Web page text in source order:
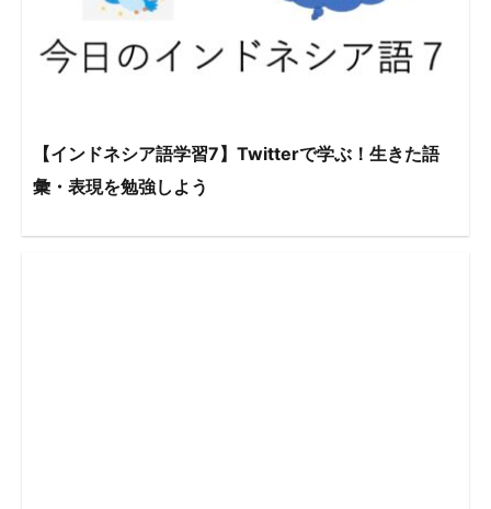
【インドネシア語学習7】Twitterで学ぶ！生きた語
彙・表現を勉強しよう